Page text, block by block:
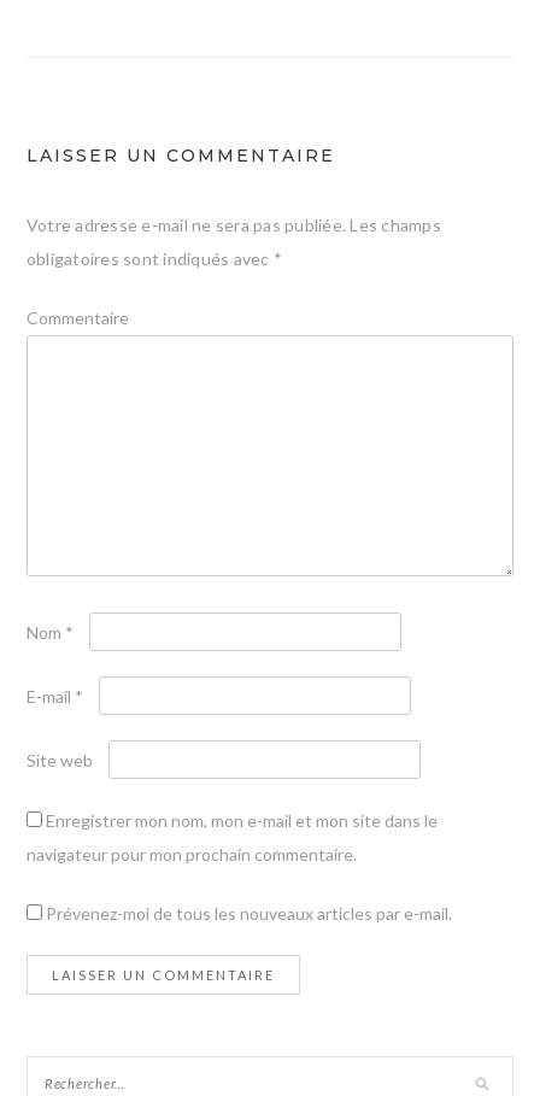
LAISSER UN COMMENTAIRE
Votre adresse e-mail ne sera pas publiée. Les champs
obligatoires sont indiqués avec *
Commentaire
Nom *
E-mail *
Site web
Enregistrer mon nom, mon e-mail et mon site dans le
navigateur pour mon prochain commentaire.
Prévenez-moi de tous les nouveaux articles par e-mail.